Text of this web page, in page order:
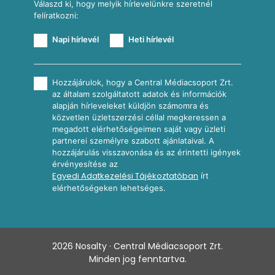
Válaszd ki, hogy melyik hírlevelünkre szeretnél
felíratkozni:
Napi hírlevél Heti hírlevél
Hozzájárulok, hogy a Central Médiacsoport Zrt.
az általam szolgáltatott adatok és információk
alapján hírleveleket küldjön számomra és
közvetlen üzletszerzési céllal megkeressen a
megadott elérhetőségeimen saját vagy üzleti
partnerei személyre szabott ajánlataival. A
hozzájárulás visszavonása és az érintetti igények
érvényesítése az
Egyedi Adatkezelési Tájékoztatóban írt
elérhetőségeken lehetséges.
2026 Nosalty · Central Médiacsoport Zrt.
Minden jog fenntartva.